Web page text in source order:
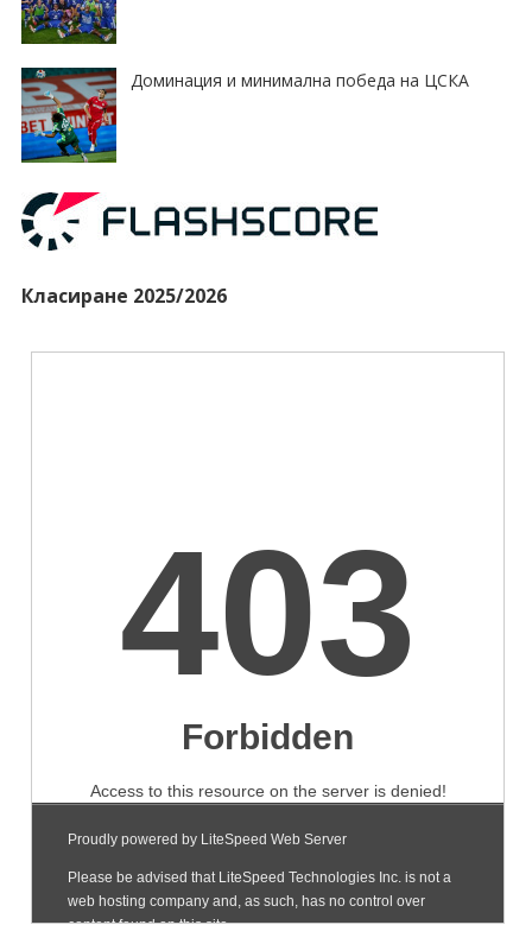
Доминация и минимална победа на ЦСКА
Класиране 2025/2026